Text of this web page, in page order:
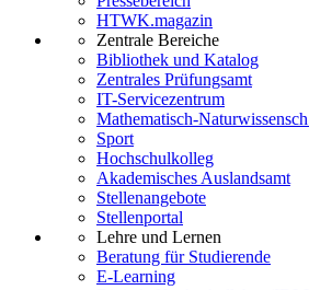
HTWK.magazin
Zentrale Bereiche
Bibliothek und Katalog
Zentrales Prüfungsamt
IT-Servicezentrum
Mathematisch-
Sport
Hochschulkolleg
Akademisches Auslandsamt
Stellenangebote
Stellenportal
Lehre und Lernen
Beratung für Studierende
E-Learning